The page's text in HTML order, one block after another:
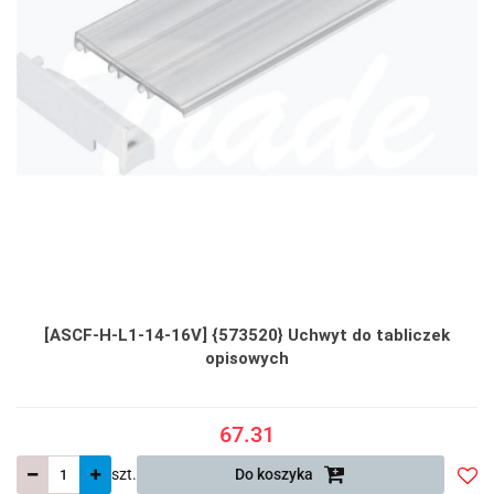
[ASCF-H-L1-14-16V] {573520} Uchwyt do tabliczek
opisowych
67.31
szt. Do koszyka